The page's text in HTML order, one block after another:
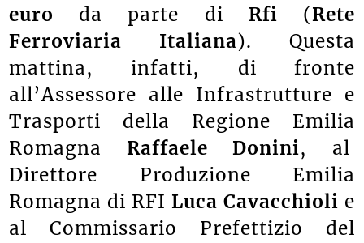
euro da parte di Rfi (Rete
Ferroviaria Italiana). Questa
mattina, infatti, di fronte
all’Assessore alle Infrastrutture e
Trasporti della Regione Emilia
Romagna Raffaele Donini, al
Direttore Produzione Emilia
Romagna di RFI Luca Cavacchioli e
al Commissario Prefettizio del